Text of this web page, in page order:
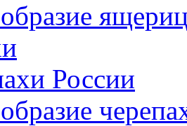
России